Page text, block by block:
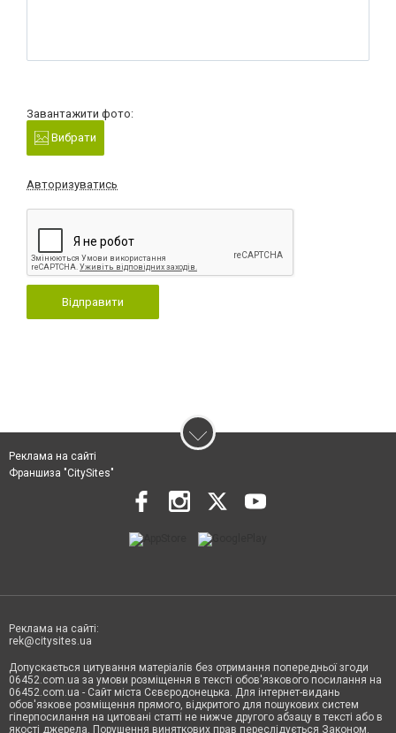
Завантажити фото:
Вибрати
Авторизуватись
Відправити
Реклама на сайті
Франшиза "CitySites"
Реклама на сайті:
rek@citysites.ua
Допускається цитування матеріалів без отримання попередньої згоди
06452.com.ua за умови розміщення в тексті обов'язкового посилання на
06452.com.ua - Сайт міста Сєвєродонецька. Для інтернет-видань
обов'язкове розміщення прямого, відкритого для пошукових систем
гіперпосилання на цитовані статті не нижче другого абзацу в тексті або в
якості джерела. Порушення виняткових прав переслідується Законом.